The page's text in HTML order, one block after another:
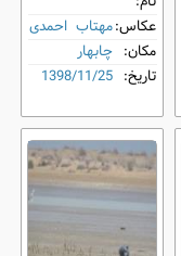
عکاس:مهتاب احمدی
مکان: چابهار
تاریخ: 1398/11/25